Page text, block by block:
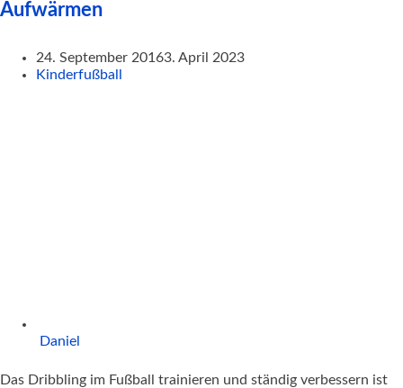
Aufwärmen
24. September 20163. April 2023
Kinderfußball
Daniel
Das Dribbling im Fußball trainieren und ständig verbessern ist